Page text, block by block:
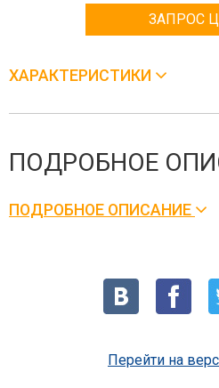
ЗАПРОС
ХАРАКТЕРИСТИКИ
ПОДРОБНОЕ
ПОДРОБНОЕ ОПИСАНИЕ
Перейти на